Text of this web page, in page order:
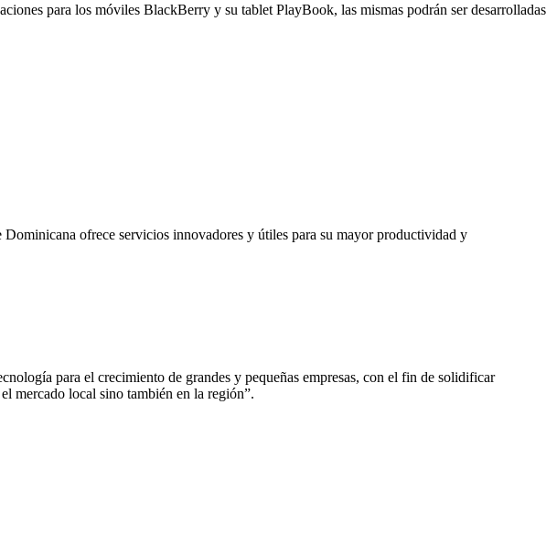
para los móviles BlackBerry y su tablet PlayBook, las mismas podrán ser desarrolladas
Dominicana ofrece servicios innovadores y útiles para su mayor productividad y
para el crecimiento de grandes y pequeñas empresas, con el fin de solidificar
mercado local sino también en la región”.